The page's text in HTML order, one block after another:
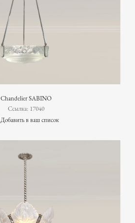
Chandelier SABINO
Ссылка: 17040
Добавить в ваш список